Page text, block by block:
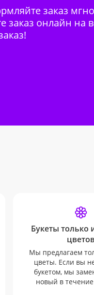
заказ
заказ онлайн на
Букеты только
цветов
Мы предлагаем
цветы. Если вы
букетом, мы
новый в